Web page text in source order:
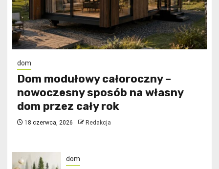
dom
Dom modułowy całoroczny –
nowoczesny sposób na własny
dom przez cały rok
18 czerwca, 2026 Redakcja
dom